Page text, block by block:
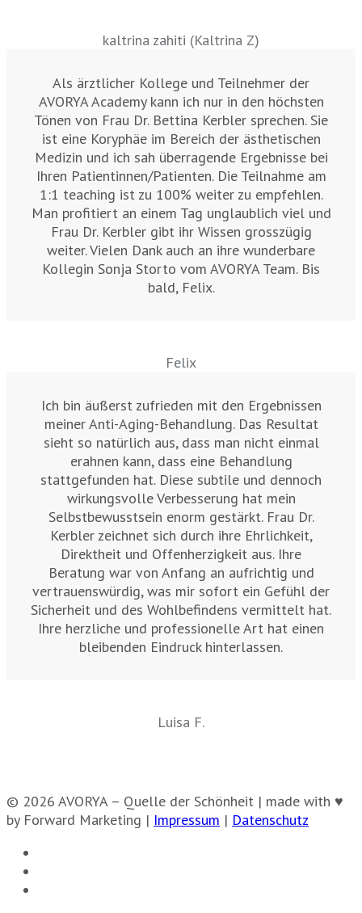
kaltrina zahiti (Kaltrina Z)
Als ärztlicher Kollege und Teilnehmer der
AVORYA Academy kann ich nur in den höchsten
Tönen von Frau Dr. Bettina Kerbler sprechen. Sie
ist eine Koryphäe im Bereich der ästhetischen
Medizin und ich sah überragende Ergebnisse bei
Ihren Patientinnen/Patienten. Die Teilnahme am
1:1 teaching ist zu 100% weiter zu empfehlen.
Man profitiert an einem Tag unglaublich viel und
Frau Dr. Kerbler gibt ihr Wissen grosszügig
weiter. Vielen Dank auch an ihre wunderbare
Kollegin Sonja Storto vom AVORYA Team. Bis
bald, Felix.
Felix
Ich bin äußerst zufrieden mit den Ergebnissen
meiner Anti-Aging-Behandlung. Das Resultat
sieht so natürlich aus, dass man nicht einmal
erahnen kann, dass eine Behandlung
stattgefunden hat. Diese subtile und dennoch
wirkungsvolle Verbesserung hat mein
Selbstbewusstsein enorm gestärkt. Frau Dr.
Kerbler zeichnet sich durch ihre Ehrlichkeit,
Direktheit und Offenherzigkeit aus. Ihre
Beratung war von Anfang an aufrichtig und
vertrauenswürdig, was mir sofort ein Gefühl der
Sicherheit und des Wohlbefindens vermittelt hat.
Ihre herzliche und professionelle Art hat einen
bleibenden Eindruck hinterlassen.
Luisa F.
© 2026 AVORYA – Quelle der Schönheit | made with ♥
by Forward Marketing | Impressum | Datenschutz